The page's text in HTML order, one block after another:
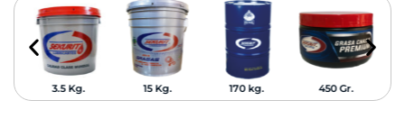
3.5 Kg. 15 Kg. 170 kg. 450 Gr.